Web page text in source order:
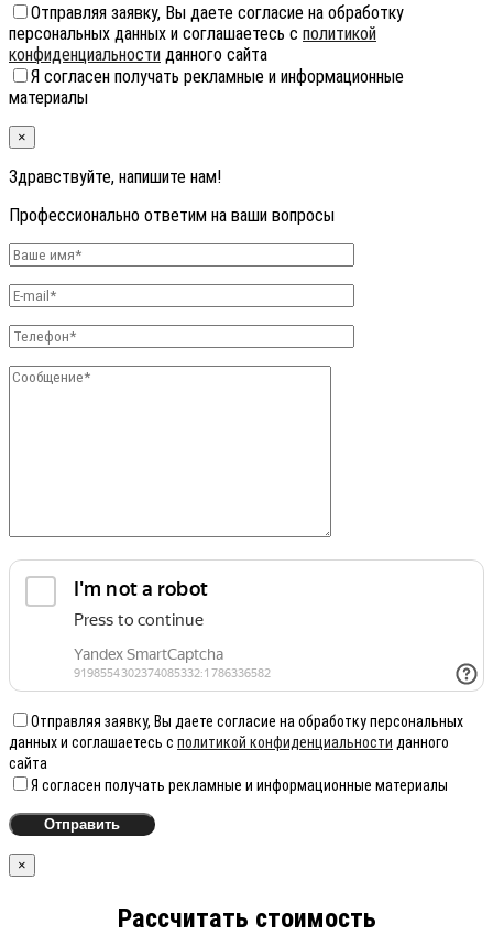
Отправляя заявку, Вы даете согласие на обработку
персональных данных и соглашаетесь с политикой
конфиденциальности данного сайта
Я согласен получать рекламные и информационные
материалы
×
Здравствуйте, напишите нам!
Профессионально ответим на ваши вопросы
Отправляя заявку, Вы даете согласие на обработку персональных
данных и соглашаетесь с политикой конфиденциальности данного
сайта
Я согласен получать рекламные и информационные материалы
×
Рассчитать стоимость